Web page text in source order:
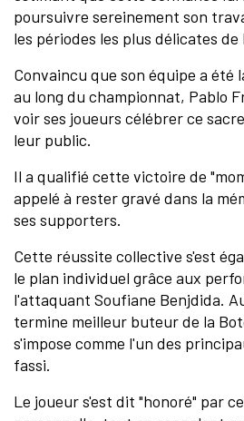
poursuivre sereinement son
les périodes les plus délicates de
Convaincu que son équipe a
au long du championnat, Pablo
voir ses joueurs célébrer ce
leur public.
Il a qualifié cette victoire de
appelé à rester gravé dans la
ses supporters.
Cette réussite collective s'est
le plan individuel grâce aux
l'attaquant Soufiane Benjdida.
termine meilleur buteur de la
s'impose comme l'un des
fassi.
Le joueur s'est dit "honoré" par